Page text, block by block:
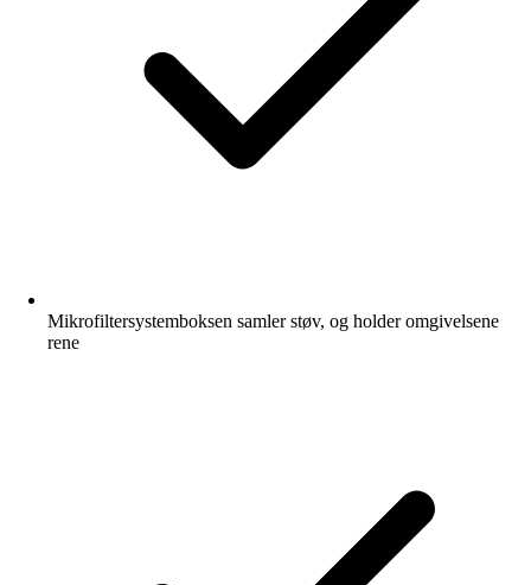
Mikrofiltersystemboksen samler støv, og holder omgivelsene
rene